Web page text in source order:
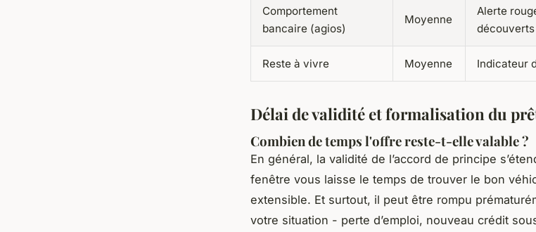
Comportement
bancaire (agios)
Moyenne
Alerte
découverts
Reste à vivre Moyenne Indicateur
Délai de validité et formalisation du
Combien de temps l'offre reste-t-elle valable ?
En général, la validité de l’accord de principe
fenêtre vous laisse le temps de trouver le bon
extensible. Et surtout, il peut être rompu
votre situation - perte d’emploi, nouveau crédit